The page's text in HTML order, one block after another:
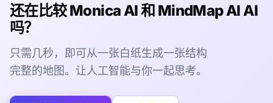
还在比较 Monica AI 和 MindMap AI AI
吗？
只需几秒，即可从一张白纸生成一张结构
完整的地图。让人工智能与你一起思考。